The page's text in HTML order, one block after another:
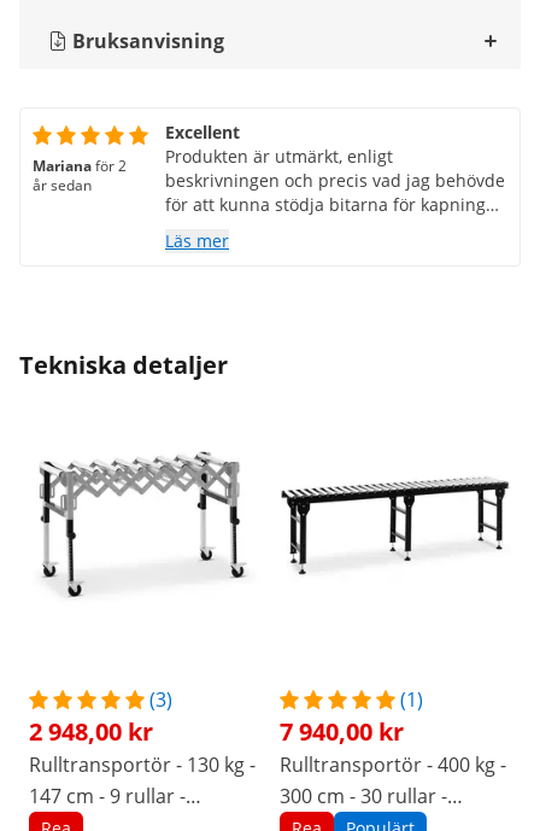
Bruksanvisning
Marianaför 2
år sedan
Excellent
Produkten är utmärkt, enligt
beskrivningen och precis vad jag behövde
för att kunna stödja bitarna för kapning
Läs mer
Tekniska detaljer
(3)
2 948,00 kr
Rulltransportör - 130 kg -
147 cm - 9 rullar -
(1)
7 940,00 kr
Rulltransportör - 400 kg -
300 cm - 30 rullar -